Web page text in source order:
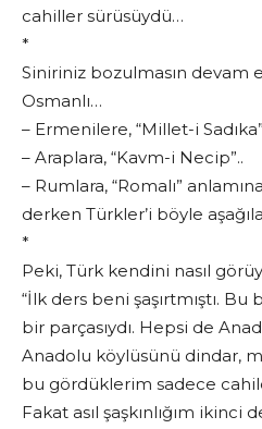
cahiller sürüsüydü…
*
Siniriniz bozulmasın devam
Osmanlı…
– Ermenilere, “Millet-i
– Araplara, “Kavm-i Necip”..
– Rumlara, “Romalı”
derken Türkler’i böyle
*
Peki, Türk kendini nasıl
“İlk ders beni şaşırtmıştı.
bir parçasıydı. Hepsi de
Anadolu köylüsünü dindar,
bu gördüklerim sadece
Fakat asıl şaşkınlığım ikinci